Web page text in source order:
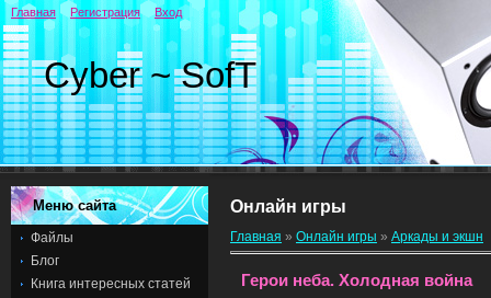
Cyber ~ SofT
Главная Регистрация Вход
Меню сайта
Файлы
Блог
Книга интересных статей
Онлайн игры
Главная » Онлайн игры » Аркады и экшн
Герои неба. Холодная война